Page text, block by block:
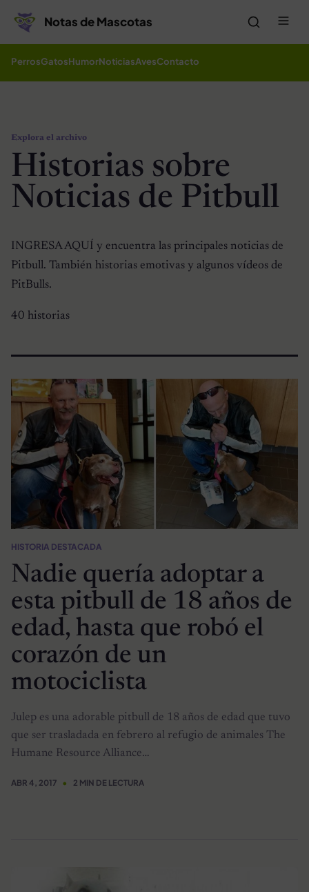
Notas de Mascotas
PerrosGatosHumorNoticiasAvesContacto
Explora el archivo
Historias sobre
Noticias de Pitbull
INGRESA AQUÍ y encuentra las principales noticias de
Pitbull. También historias emotivas y algunos vídeos de
PitBulls.
40 historias
HISTORIA DESTACADA
Nadie quería adoptar a
esta pitbull de 18 años de
edad, hasta que robó el
corazón de un
motociclista
Julep es una adorable pitbull de 18 años de edad que tuvo
que ser trasladada en febrero al refugio de animales The
Humane Resource Alliance…
ABR 4, 2017 2 MIN DE LECTURA